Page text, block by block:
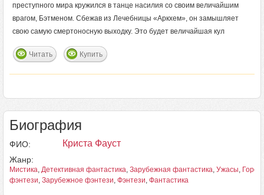
преступного мира кружился в танце насилия со своим величайшим
врагом, Бэтменом. Сбежав из Лечебницы «Аркхем», он замышляет
свою самую смертоносную выходку. Это будет величайшая кул
Читать Купить
Биография
ФИО: Криста Фауст
Жанр:
Мистика, Детективная фантастика, Зарубежная фантастика, Ужасы,
фэнтези, Зарубежное фэнтези, Фэнтези, Фантастика